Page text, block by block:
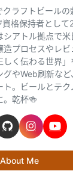
ラフトビールの
資格保持者とし
アトル拠点で米
プロセスやレビ
しく伝わる世界
グやWeb刷新な
。ビールとテク
。乾杯🍻
About Me